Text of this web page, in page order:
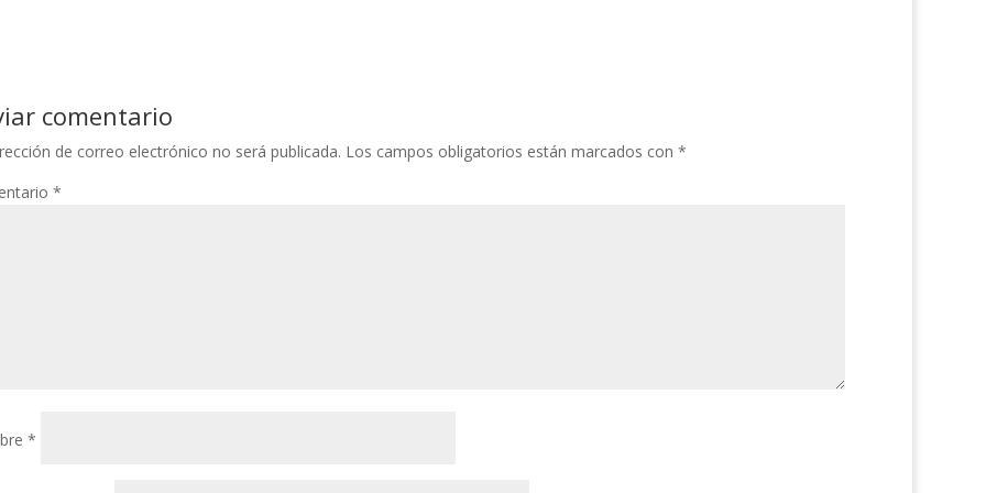
comentario
de correo electrónico no será publicada. Los campos obligatorios están marcados con *
*
*